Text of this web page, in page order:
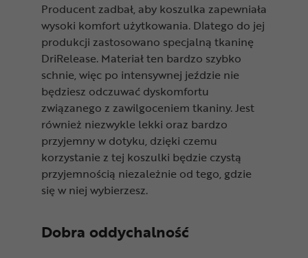
Producent zadbał, aby koszulka zapewniała
wysoki komfort użytkowania. Dlatego do jej
produkcji zastosowano specjalną tkaninę
DriRelease. Materiał ten bardzo szybko
schnie, więc po intensywnej jeździe nie
będziesz odczuwać dyskomfortu
związanego z zawilgoceniem tkaniny. Jest
również niezwykle lekki oraz bardzo
przyjemny w dotyku, dzięki czemu
korzystanie z tej koszulki będzie czystą
przyjemnością niezależnie od tego, gdzie
się w niej wybierzesz.
Dobra oddychalność